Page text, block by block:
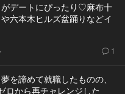
デートにぴったり♡麻布十
六本木ヒルズ盆踊りなどイ
1
を諦めて就職したものの、
ロから再チャレンジした